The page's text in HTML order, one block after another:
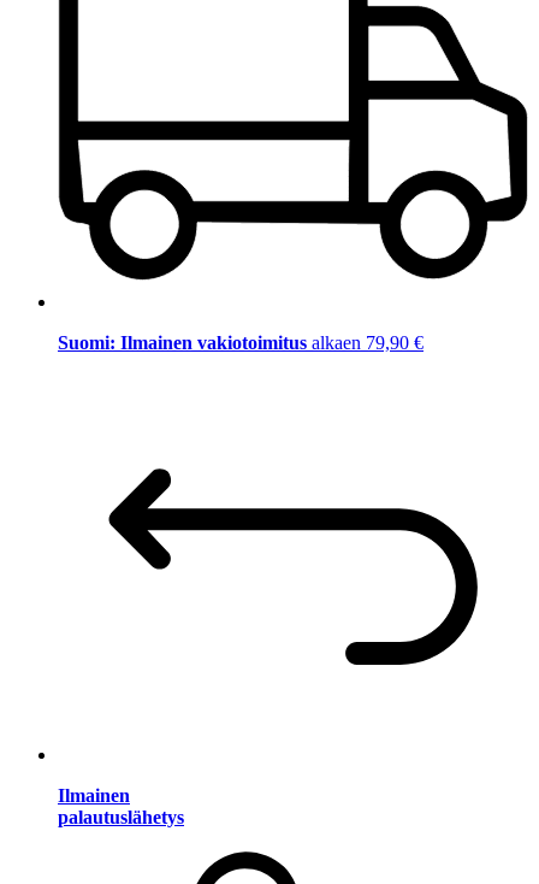
Suomi: Ilmainen vakiotoimitus alkaen 79,90 €
Ilmainen
palautuslähetys